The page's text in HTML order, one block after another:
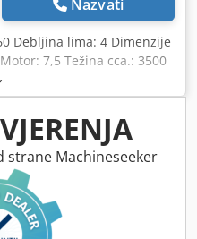
Nazvati
Debljina lima: 4 Dimenzije
7,5 Težina cca.: 3500
Programabilni,
od 750 mm Rasvjeta
2 potporne ruke za lim 1
1106, 1306, 1505) Zaštita
kuglicama Jednostavno
Kuglični vijak Brojač
s tipkom za
barijera na stražnjim
strane Machineseeker